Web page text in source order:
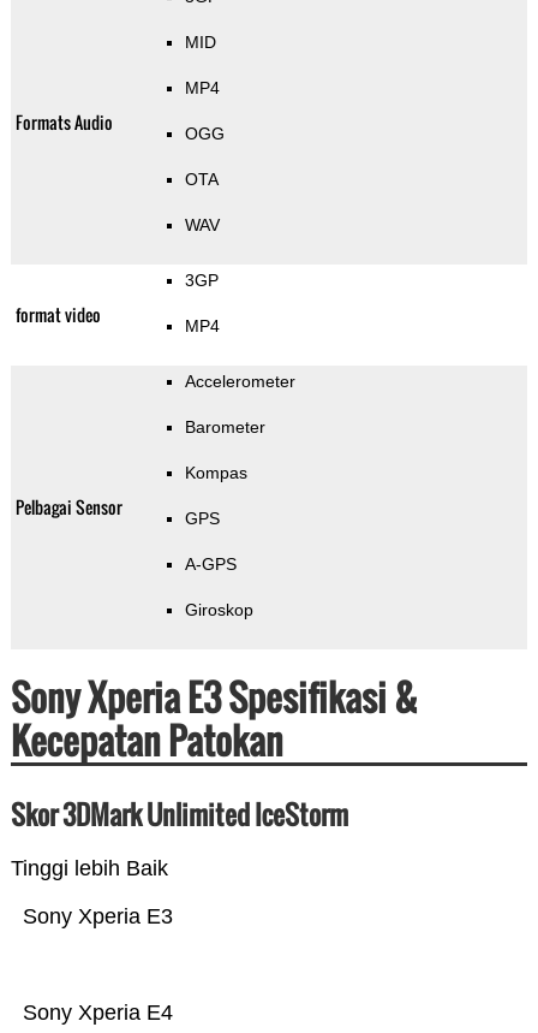
Formats Audio
MID
MP4
OGG
OTA
WAV
format video
3GP
MP4
Pelbagai Sensor
Accelerometer
Barometer
Kompas
GPS
A-GPS
Giroskop
Sony Xperia E3 Spesifikasi &
Kecepatan Patokan
Skor 3DMark Unlimited IceStorm
Tinggi lebih Baik
Sony Xperia E4
Sony Xperia E3